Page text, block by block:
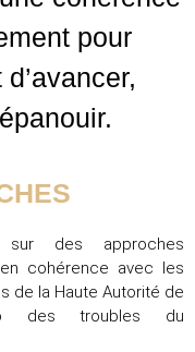
pour
sur des approches
cohérence avec les
de la Haute Autorité de
des troubles du